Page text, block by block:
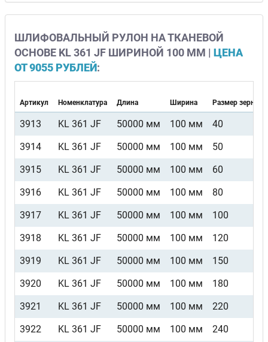
ШЛИФОВАЛЬНЫЙ РУЛОН НА ТКАНЕВОЙ
ОСНОВЕ KL 361 JF ШИРИНОЙ 100 ММ | ЦЕНА
ОТ 9055 РУБЛЕЙ:
Артикул Номенклатура Длина Ширина Размер зерна
3913 KL 361 JF 50000 мм 100 мм
40
3914
KL 361 JF 50000 мм 100 мм
50
3915
KL 361 JF 50000 мм 100 мм
60
3916
KL 361 JF 50000 мм 100 мм
80
3917
KL 361 JF 50000 мм 100 мм
100
3918
KL 361 JF 50000 мм 100 мм
120
3919
KL 361 JF 50000 мм 100 мм
150
3920
KL 361 JF 50000 мм 100 мм
180
3921
KL 361 JF 50000 мм 100 мм
220
3922
KL 361 JF 50000 мм 100 мм
240